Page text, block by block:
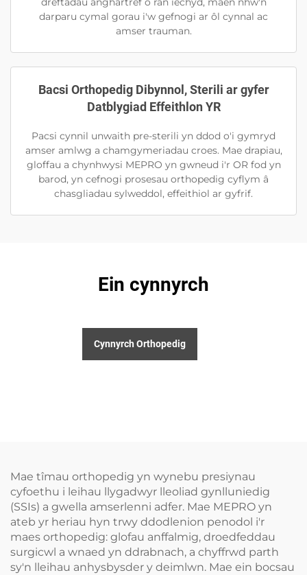
darparu cymal gorau i'w gefnogi ar ôl cynnal ac
amser trauman.
Bacsi Orthopedig Dibynnol, Sterili ar gyfer
Datblygiad Effeithlon YR
Pacsi cynnil unwaith pre-sterili yn ddod o'i gymryd
amser amlwg a chamgymeriadau croes. Mae drapiau,
gloffau a chynhwysi MEPRO yn gwneud i'r OR fod yn
barod, yn cefnogi prosesau orthopedig cyflym â
chasgliadau sylweddol, effeithiol ar gyfrif.
Ein cynnyrch
Cynnyrch Orthopedig
Mae tîmau orthopedig yn wynebu presiynau
cyfoethu i leihau llygadwyr lleoliad gynlluniedig
(SSIs) a gwella amserlenni adfer. Mae MEPRO yn
ateb yr heriau hyn trwy ddodlenion penodol i'r
maes orthopedig: glofau anffalmig, droedfeddau
surgicwl a wnaed yn ddrabnach, a chyffrwd parth
sy'n lleihau anhysbysder y deimlwn. Mae ein bocsau